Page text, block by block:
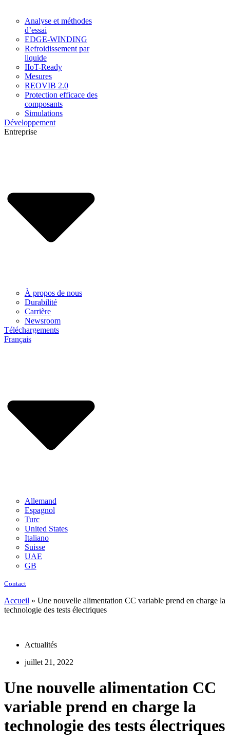
Analyse et méthodes
d’essai
EDGE-WINDING
Refroidissement par
liquide
IIoT-Ready
Mesures
REOVIB 2.0
Protection efficace des
composants
Simulations
Développement
Entreprise
À propos de nous
Durabilité
Carrière
Newsroom
Téléchargements
Français
Allemand
Espagnol
Turc
United States
Italiano
Suisse
UAE
GB
Contact
Accueil » Une nouvelle alimentation CC variable prend en charge la
technologie des tests électriques
Actualités
juillet 21, 2022
Une nouvelle alimentation CC
variable prend en charge la
technologie des tests électriques